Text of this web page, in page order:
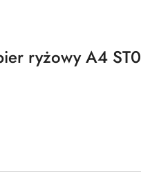
ryżowy A4